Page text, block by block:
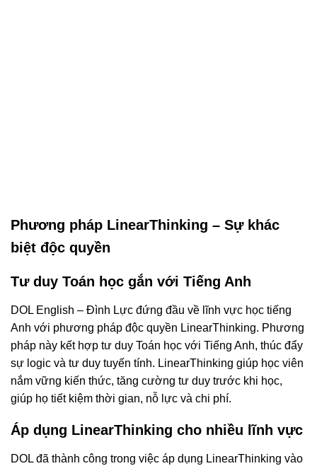
Phương pháp LinearThinking – Sự khác
biệt độc quyền
Tư duy Toán học gắn với Tiếng Anh
DOL English – Đình Lực đứng đầu về lĩnh vực học tiếng
Anh với phương pháp độc quyền LinearThinking. Phương
pháp này kết hợp tư duy Toán học với Tiếng Anh, thúc đẩy
sự logic và tư duy tuyến tính. LinearThinking giúp học viên
nắm vững kiến thức, tăng cường tư duy trước khi học,
giúp họ tiết kiệm thời gian, nỗ lực và chi phí.
Áp dụng LinearThinking cho nhiều lĩnh vực
DOL đã thành công trong việc áp dụng LinearThinking vào